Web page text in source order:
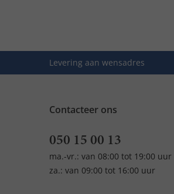
Levering aan wensadres
Contacteer ons
050 15 00 13
ma.-vr.: van 08:00 tot 19:00 uur
za.: van 09:00 tot 16:00 uur